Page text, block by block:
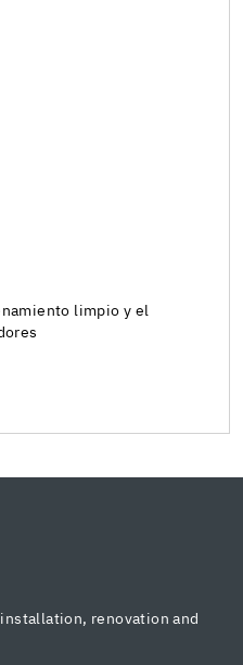
limpio y el
renovation and